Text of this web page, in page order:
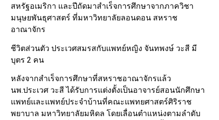
สหรัฐอเมริกา และปีถัดมาสำเร็จการศึกษาจากภาควิชา
มนุษยพันธุศาสตร์ ที่มหาวิทยาลัยลอนดอน สหราช
อาณาจักร
ชีวิตส่วนตัว ประเวศสมรสกับแพทย์หญิง จันทพงษ์ วะสี มี
บุตร 2 คน
หลังจากสำเร็จการศึกษาที่สหราชอาณาจักรแล้ว
นพ.ประเวศ วะสี ได้รับการแต่งตั้งเป็นอาจารย์สอนนักศึกษา
แพทย์และแพทย์ประจำบ้านที่คณะแพทยศาสตร์ศิริราช
พยาบาล มหาวิทยาลัยมหิดล โดยเลื่อนตำแหน่งตามลำดับ